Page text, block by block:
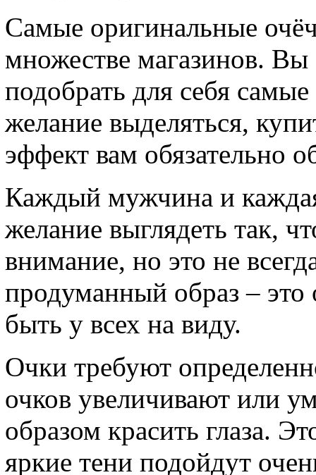
Самые оригинальные
множестве магазинов. Вы
подобрать для себя
желание выделяться,
эффект вам обязательно
Каждый мужчина и
желание выглядеть так,
внимание, но это не
продуманный образ – это
быть у всех на виду.
Очки требуют
очков увеличивают или
образом красить глаза.
яркие тени подойдут